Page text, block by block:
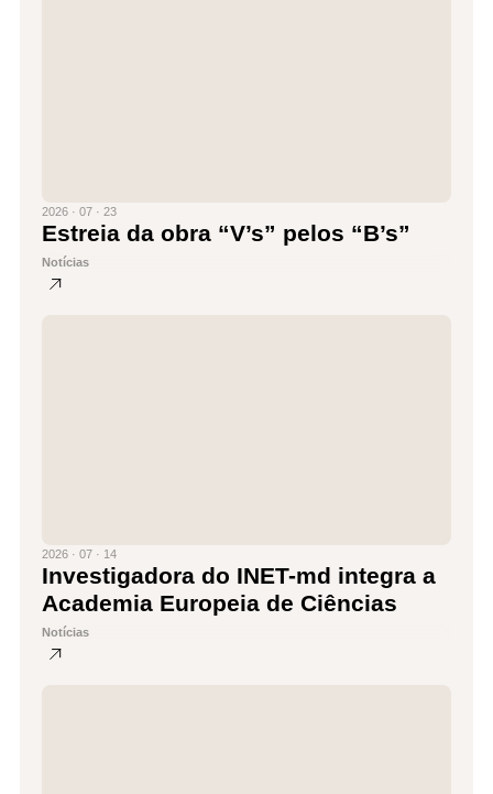
2026 · 07 · 23
Estreia da obra “V’s” pelos “B’s”
Notícias
2026 · 07 · 14
Investigadora do INET-md integra a
Academia Europeia de Ciências
Notícias